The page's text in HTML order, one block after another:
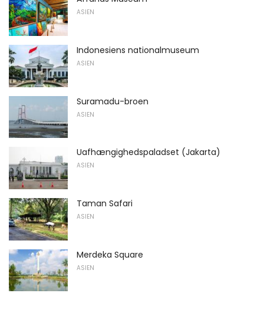
ASIEN
Indonesiens nationalmuseum
ASIEN
Suramadu-broen
ASIEN
Uafhængighedspaladset (Jakarta)
ASIEN
Taman Safari
ASIEN
Merdeka Square
ASIEN